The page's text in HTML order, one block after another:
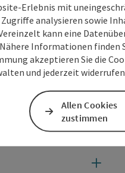
Erlebnis mit
analysieren sowie
kann eine
Informationen finden
akzeptieren Sie die
und jederzeit
Allen Cookies
zustimmen